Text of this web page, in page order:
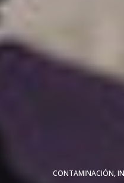
CONTAMINACIÓN,